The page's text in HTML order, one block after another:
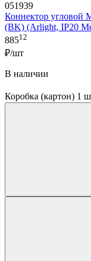
051939
Коннектор
(BK) (Arlight, IP20
88512
₽/шт
В наличии
Коробка (картон) 1